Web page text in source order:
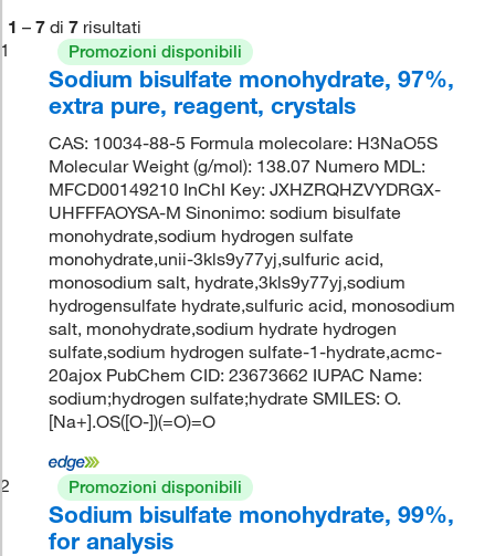
1 – 7 di 7 risultati
1
Promozioni disponibili
Sodium bisulfate monohydrate, 97%,
extra pure, reagent, crystals
CAS: 10034-88-5 Formula molecolare: H3NaO5S
Molecular Weight (g/mol): 138.07 Numero MDL:
MFCD00149210 InChI Key: JXHZRQHZVYDRGX-
UHFFFAOYSA-M Sinonimo: sodium bisulfate
monohydrate,sodium hydrogen sulfate
monohydrate,unii-3kls9y77yj,sulfuric acid,
monosodium salt, hydrate,3kls9y77yj,sodium
hydrogensulfate hydrate,sulfuric acid, monosodium
salt, monohydrate,sodium hydrate hydrogen
sulfate,sodium hydrogen sulfate-1-hydrate,acmc-
20ajox PubChem CID: 23673662 IUPAC Name:
sodium;hydrogen sulfate;hydrate SMILES: O.
[Na+].OS([O-])(=O)=O
2 Promozioni disponibili
Sodium bisulfate monohydrate, 99%,
for analysis